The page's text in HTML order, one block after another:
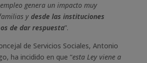
genera un impacto muy
y desde las instituciones
de dar respuesta”.
de Servicios Sociales, Antonio
ha incidido en que “esta Ley viene a